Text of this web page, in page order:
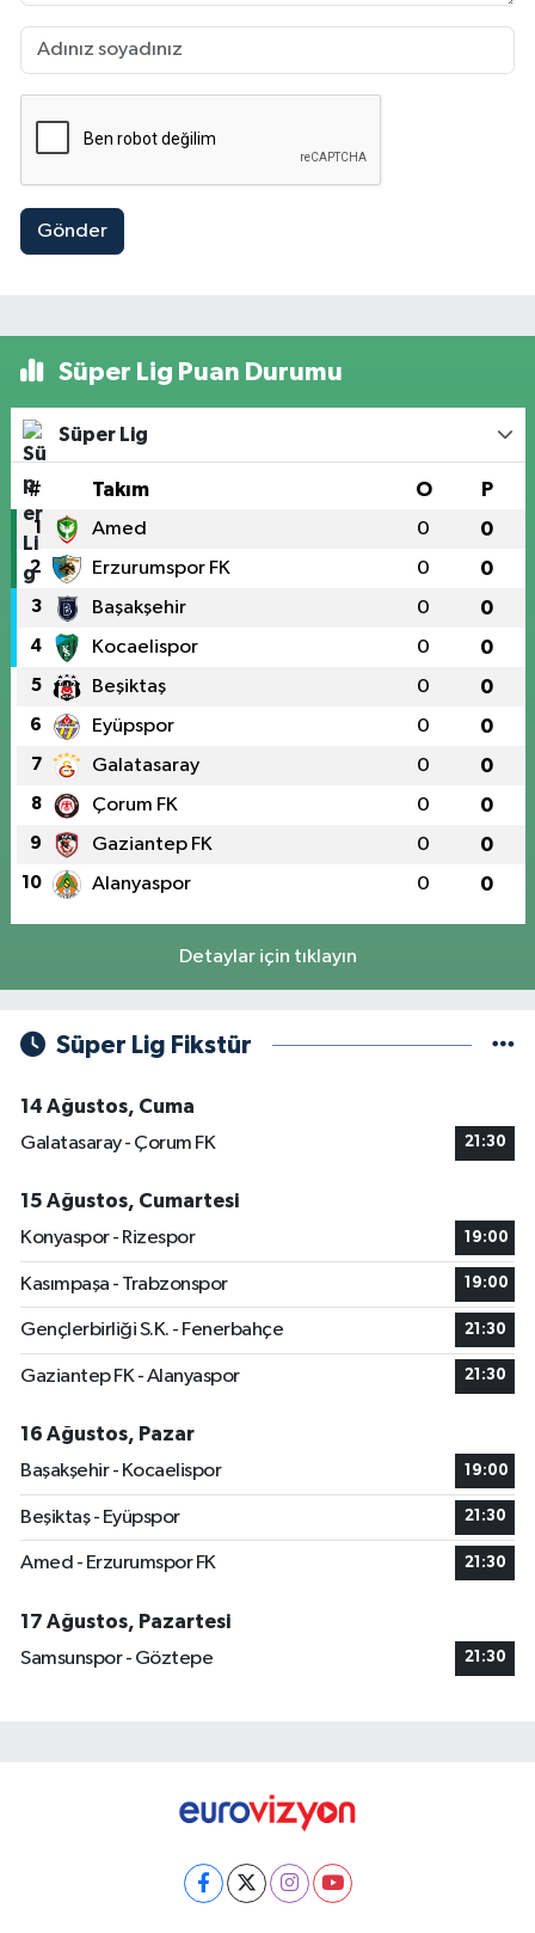
Gönder
Süper Lig Puan Durumu
Süper Lig
# Takım O P
1 Amed 0 0
2 Erzurumspor FK 0 0
3 Başakşehir 0 0
4 Kocaelispor 0 0
5 Beşiktaş 0 0
6 Eyüpspor 0 0
7 Galatasaray 0 0
8 Çorum FK 0 0
9 Gaziantep FK 0 0
10 Alanyaspor 0 0
Detaylar için tıklayın
Süper Lig Fikstür
14 Ağustos, Cuma
Galatasaray - Çorum FK
21:30
15 Ağustos, Cumartesi
Konyaspor - Rizespor
19:00
Kasımpaşa - Trabzonspor 19:00
Gençlerbirliği S.K. - Fenerbahçe 21:30
Gaziantep FK - Alanyaspor 21:30
16 Ağustos, Pazar
Başakşehir - Kocaelispor
19:00
Beşiktaş - Eyüpspor 21:30
Amed - Erzurumspor FK 21:30
17 Ağustos, Pazartesi
Samsunspor - Göztepe
21:30